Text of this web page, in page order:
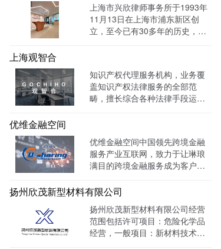
上海市兴欣律师事务所于1993年
11月13日在上海市浦东新区创
立，至今已有30多年的历史，致
上海观智合
知识产权代理服务机构，业务覆
盖知识产权法律服务的全部范
畴，擅长综合各种法律手段运作
借高效的信息收集网络，和多样
化的保护手段，致力于服务专
利、商标、版权、保护及诉讼等
优维金融空间
优维金融空间中国领先跨境金融
服务产业互联网，致力于让琳琅
满目的跨境金融服务成为客户触
量达 139128W+
扬州欣茂新型材料有限公司
扬州欣茂新型材料有限公司经营
范围包括许可项目：危险化学品
经营，一般项目：新材料技术研